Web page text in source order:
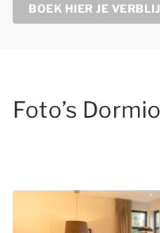
BOEK HIER JE
Foto’s